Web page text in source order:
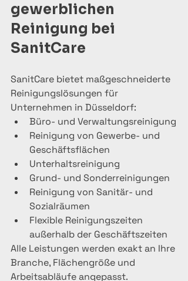
gewerblichen
Reinigung bei
SanitCare
SanitCare bietet maßgeschneiderte
Reinigungslösungen für
Unternehmen in Düsseldorf:
Büro- und Verwaltungsreinigung
Reinigung von Gewerbe- und
Geschäftsflächen
Unterhaltsreinigung
Grund- und Sonderreinigungen
Reinigung von Sanitär- und
Sozialräumen
Flexible Reinigungszeiten
außerhalb der Geschäftszeiten
Alle Leistungen werden exakt an Ihre
Branche, Flächengröße und
Arbeitsabläufe angepasst.